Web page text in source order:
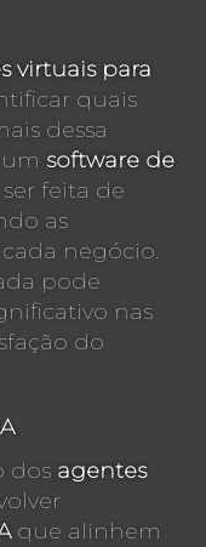
virtuais para
quais
dessa
software de
feita de
as
negócio.
pode
nas
do
dos agentes
que alinhem